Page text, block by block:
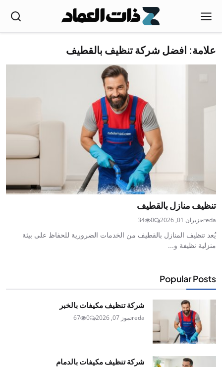
علامة: افضل شركة تنظيف بالقطيف
تنظيف منازل بالقطيف
redaحزيران 01, 2026 0
34
يُعد تنظيف المنازل بالقطيف من الخدمات الضرورية للحفاظ على بيئة
منزلية نظيفة و...
Popular Posts
شركة تنظيف مكيفات بالخبر
redaتموز 07, 2026 0
67
شركة تنظيف مكيفات بالدمام